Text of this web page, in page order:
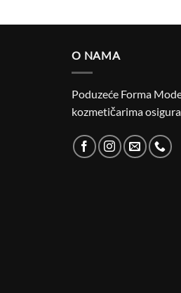
O NAMA
Poduzeće Forma
kozmetičarima